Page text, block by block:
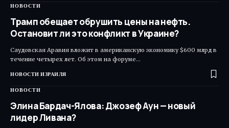
НОВОСТИ
Трамп обещает обрушить цены на нефть.
Остановит ли это конфликт в Украине?
Саудовская Аравия вложит в американскую экономику $600 млрд в
течение четырех лет. Об этом на форуме…
НОВОСТИ ИЗРАИЛЯ
НОВОСТИ
Элина Бардач-Ялова: Джозеф Аун — новый
лидер Ливана?